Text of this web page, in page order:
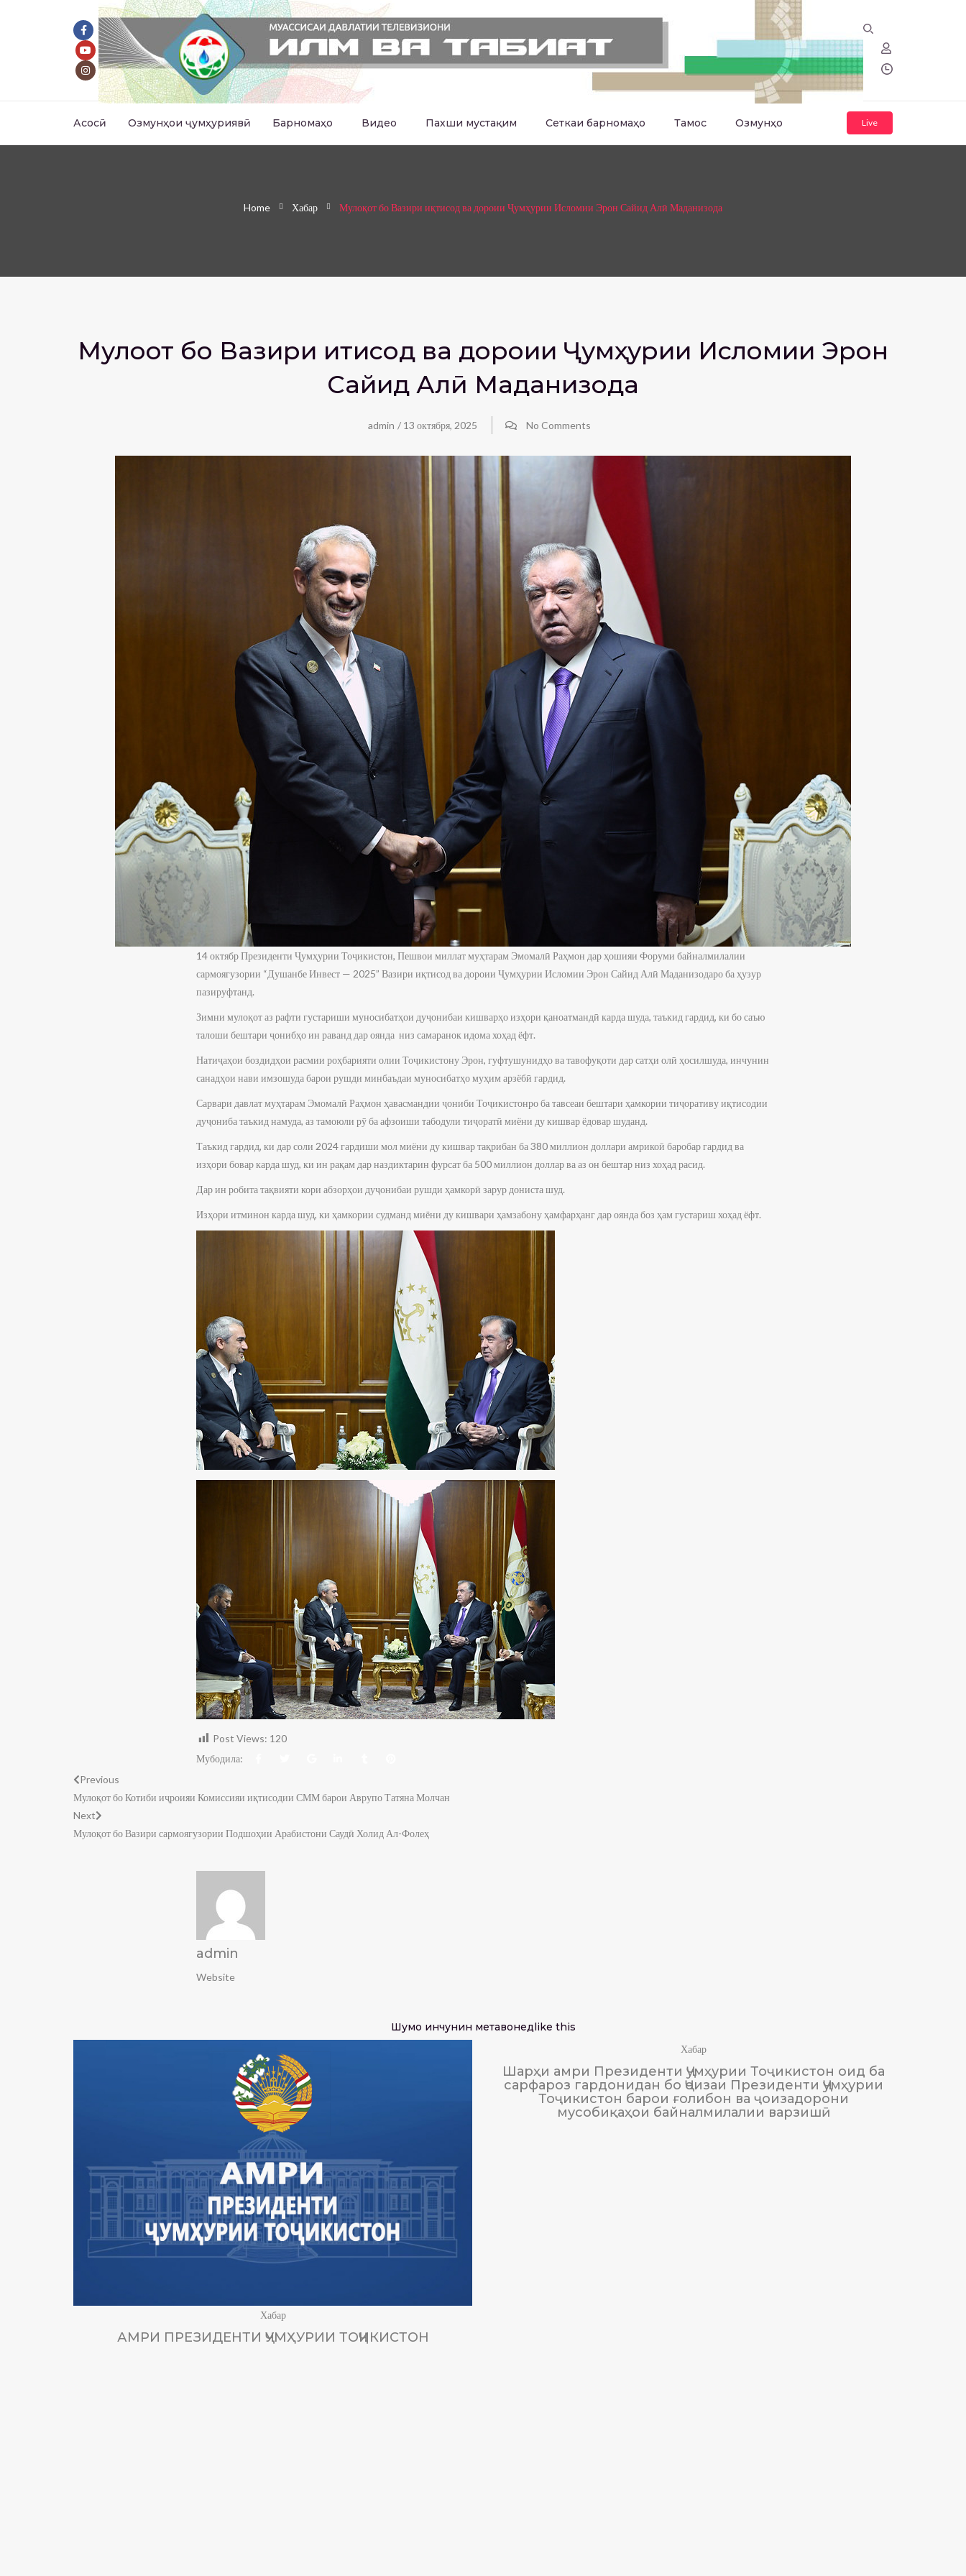
Асосӣ Озмунҳои ҷумҳуриявӣ Барномаҳо Видео Пахши мустақим Сеткаи барномаҳо Тамос Озмунҳо Live
Home Хабар Мулоқот бо Вазири иқтисод ва дороии Ҷумҳурии Исломии Эрон Сайид Алӣ Маданизода
Мулоқот бо Вазири иқтисод ва дороии Ҷумҳурии Исломии Эрон
Сайид Алӣ Маданизода
admin / 13 октября, 2025 No Comments
14 октябр Президенти Ҷумҳурии Тоҷикистон, Пешвои миллат муҳтарам Эмомалӣ Раҳмон дар ҳошияи Форуми байналмилалии
сармоягузории “Душанбе Инвест — 2025” Вазири иқтисод ва дороии Ҷумҳурии Исломии Эрон Сайид Алӣ Маданизодаро ба ҳузур
пазируфтанд.
Зимни мулоқот аз рафти густариши муносибатҳои дуҷонибаи кишварҳо изҳори қаноатмандӣ карда шуда, таъкид гардид, ки бо саъю
талоши бештари ҷонибҳо ин раванд дар оянда низ самаранок идома хоҳад ёфт.
Натиҷаҳои боздидҳои расмии роҳбарияти олии Тоҷикистону Эрон, гуфтушунидҳо ва тавофуқоти дар сатҳи олӣ ҳосилшуда, инчунин
санадҳои нави имзошуда барои рушди минбаъдаи муносибатҳо муҳим арзёбӣ гардид.
Сарвари давлат муҳтарам Эмомалӣ Раҳмон ҳавасмандии ҷониби Тоҷикистонро ба тавсеаи бештари ҳамкории тиҷоративу иқтисодии
дуҷониба таъкид намуда, аз тамоюли рӯ ба афзоиши табодули тиҷоратӣ миёни ду кишвар ёдовар шуданд.
Таъкид гардид, ки дар соли 2024 гардиши мол миёни ду кишвар тақрибан ба 380 миллион доллари амрикоӣ баробар гардид ва
изҳори бовар карда шуд, ки ин рақам дар наздиктарин фурсат ба 500 миллион доллар ва аз он бештар низ хоҳад расид.
Дар ин робита тақвияти кори абзорҳои дуҷонибаи рушди ҳамкорӣ зарур дониста шуд.
Изҳори итминон карда шуд, ки ҳамкории судманд миёни ду кишвари ҳамзабону ҳамфарҳанг дар оянда боз ҳам густариш хоҳад ёфт.
Post Views: 120
Мубодила:
Previous
Мулоқот бо Котиби иҷроияи Комиссияи иқтисодии СММ барои Аврупо Татяна Молчан
Next
Мулоқот бо Вазири сармоягузории Подшоҳии Арабистони Саудӣ Холид Ал-Фолеҳ
admin
Website
Шумо инчунин метавонедlike this
Хабар
АМРИ ПРЕЗИДЕНТИ ҶУМҲУРИИ ТОҶИКИСТОН
Хабар
Шарҳи амри Президенти Ҷумҳурии Тоҷикистон оид ба
сарфароз гардонидан бо Ҷоизаи Президенти Ҷумҳурии
Тоҷикистон барои ғолибон ва ҷоизадорони
мусобиқаҳои байналмилалии варзишӣ